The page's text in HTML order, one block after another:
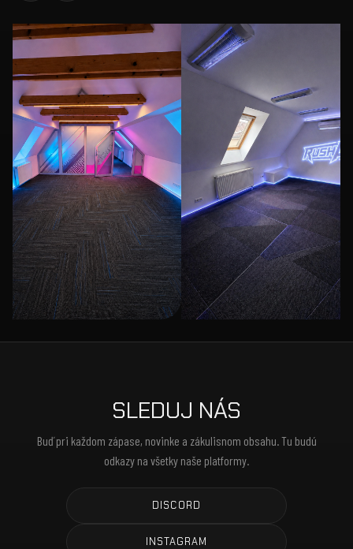
SLEDUJ NÁS
Buď pri každom zápase, novinke a zákulisnom obsahu. Tu budú
odkazy na všetky naše platformy.
DISCORD
INSTAGRAM